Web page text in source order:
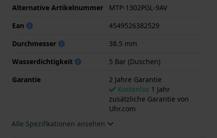
Alternative Artikelnummer
MTP-1302PGL-9AV
Ean
4549526382529
Durchmesser
38.5 mm
Wasserdichtigkeit
5 Bar (Duschen)
Garantie
2 Jahre Garantie
Kostenlos 1 Jahr
zusätzliche Garantie von
Uhr.com
Alle Spezifikationen ansehen